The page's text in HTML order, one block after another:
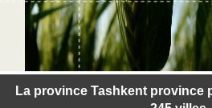
La province Tashkent province